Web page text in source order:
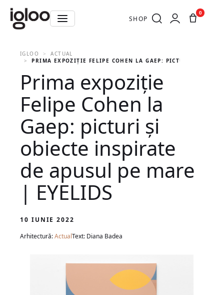
SHOP
0
IGLOO
ACTUAL
PRIMA EXPOZIȚIE FELIPE COHEN LA GAEP: PICTURI ȘI
Prima expoziție
Felipe Cohen la
Gaep: picturi și
obiecte inspirate
de apusul pe mare
| EYELIDS
10 IUNIE 2022
Arhitectură:ActualText: Diana Badea